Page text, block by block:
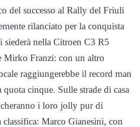
del successo al Rally del Friuli
rilanciato per la conquista
nella Citroen C3 R5
Mirko Franzi: con un altro
raggiungerebbe il record man
cinque. Sulle strade di casa
i loro jolly pur di
Marco Gianesini, con